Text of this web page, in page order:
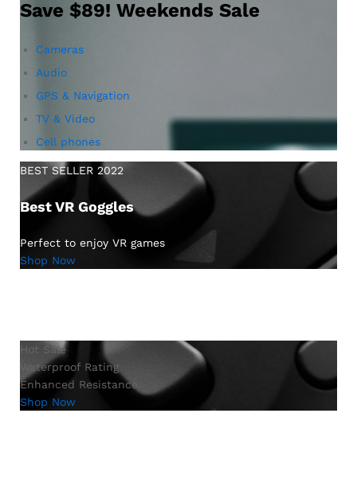
Save $89! Weekends Sale
Cameras
Audio
GPS & Navigation
TV & Video
Cell phones
BEST SELLER 2022
Best VR Goggles
Perfect to enjoy VR games
Shop Now
Hot Sale
Waterproof Rating
Enhanced Resistance
Shop Now